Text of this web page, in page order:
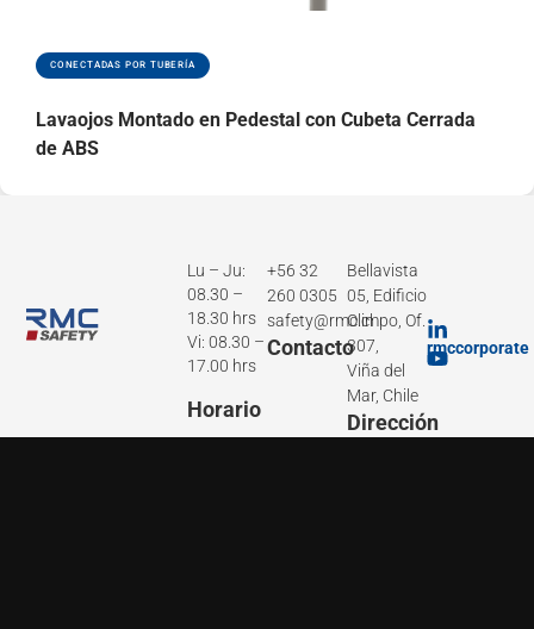
CONECTADAS POR TUBERÍA
Lavaojos Montado en Pedestal con Cubeta Cerrada
de ABS
Horario
Lu – Ju:
08.30 –
18.30 hrs
Vi: 08.30 –
17.00 hrs
Contacto
+56 32
260 0305
safety@rmc.cl
Dirección
Bellavista
05, Edificio
Olimpo, Of.
307,
Viña del
Mar, Chile
rmccorporate